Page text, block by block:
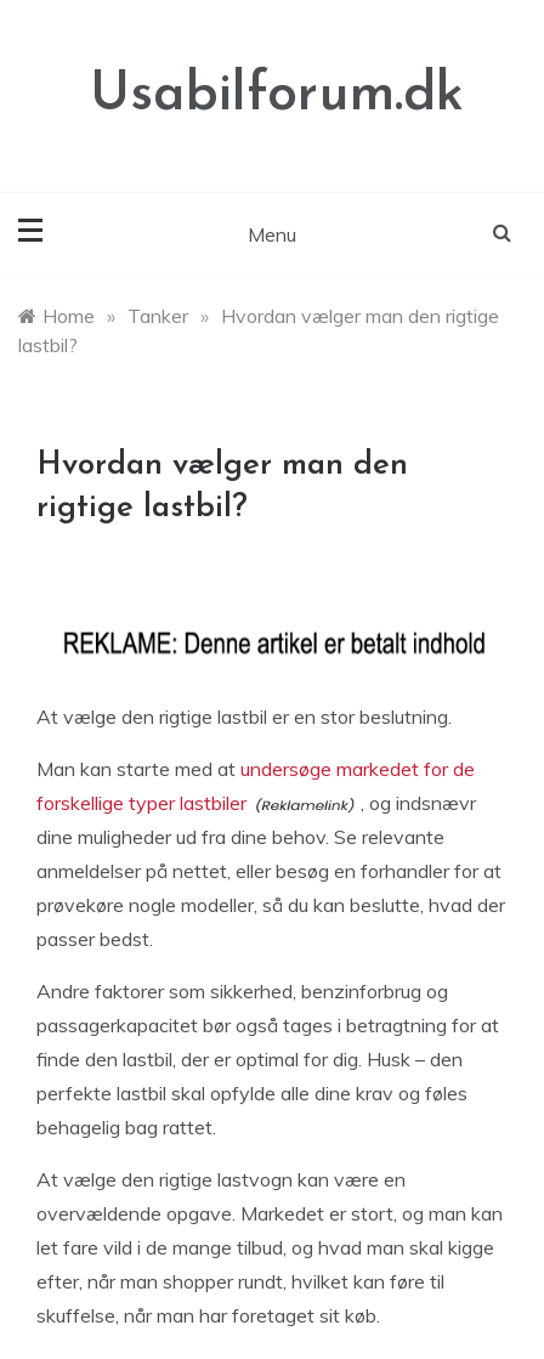
Usabilforum.dk
Menu
Home » Tanker » Hvordan vælger man den rigtige
lastbil?
Hvordan vælger man den
rigtige lastbil?
At vælge den rigtige lastbil er en stor beslutning.
Man kan starte med at undersøge markedet for de
forskellige typer lastbiler
, og indsnævr
dine muligheder ud fra dine behov. Se relevante
anmeldelser på nettet, eller besøg en forhandler for at
prøvekøre nogle modeller, så du kan beslutte, hvad der
passer bedst.
Andre faktorer som sikkerhed, benzinforbrug og
passagerkapacitet bør også tages i betragtning for at
finde den lastbil, der er optimal for dig. Husk – den
perfekte lastbil skal opfylde alle dine krav og føles
behagelig bag rattet.
At vælge den rigtige lastvogn kan være en
overvældende opgave. Markedet er stort, og man kan
let fare vild i de mange tilbud, og hvad man skal kigge
efter, når man shopper rundt, hvilket kan føre til
skuffelse, når man har foretaget sit køb.